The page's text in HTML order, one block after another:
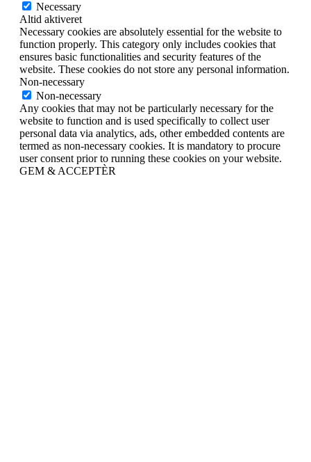
Necessary
Altid aktiveret
Necessary cookies are absolutely essential for the website to
function properly. This category only includes cookies that
ensures basic functionalities and security features of the
website. These cookies do not store any personal information.
Non-necessary
Non-necessary
Any cookies that may not be particularly necessary for the
website to function and is used specifically to collect user
personal data via analytics, ads, other embedded contents are
termed as non-necessary cookies. It is mandatory to procure
user consent prior to running these cookies on your website.
GEM & ACCEPTÈR